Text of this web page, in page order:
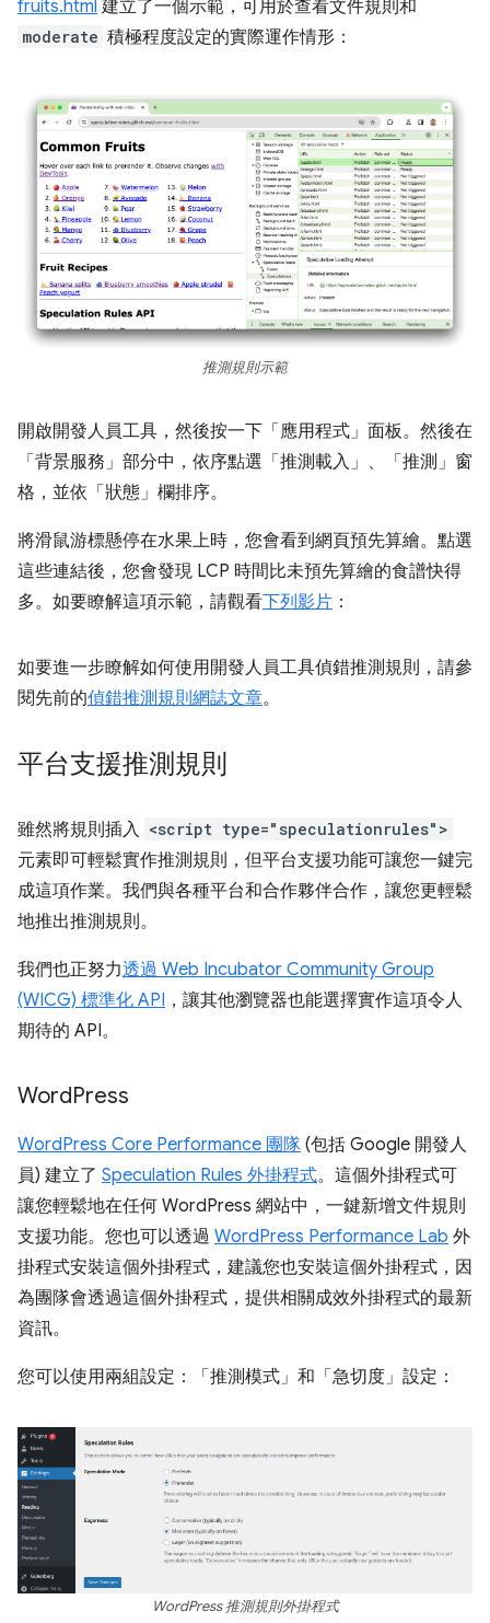
fruits.html 建立了一個示範，可用於查看文件規則和
moderate 積極程度設定的實際運作情形：
推測規則示範
開啟開發人員工具，然後按一下「應用程式」 面板。然後在
「背景服務」 部分中，依序點選「推測載入」 、「推測」 窗
格，並依「狀態」 欄排序。
將滑鼠游標懸停在水果上時，您會看到網頁預先算繪。點選
這些連結後，您會發現 LCP 時間比未預先算繪的食譜快得
多。如要瞭解這項示範，請觀看下列影片 ：
如要進一步瞭解如何使用開發人員工具偵錯推測規則，請參
閱先前的偵錯推測規則網誌文章。
平台支援推測規則
雖然將規則插入 <script type="speculationrules">
元素即可輕鬆實作推測規則，但平台支援功能可讓您一鍵完
成這項作業。我們與各種平台和合作夥伴合作，讓您更輕鬆
地推出推測規則。
我們也正努力透過 Web Incubator Community Group
(WICG) 標準化 API ，讓其他瀏覽器也能選擇實作這項令人
期待的 API。
WordPress
WordPress Core Performance 團隊 (包括 Google 開發人
員) 建立了 Speculation Rules 外掛程式。這個外掛程式可
讓您輕鬆地在任何 WordPress 網站中，一鍵新增文件規則
支援功能。您也可以透過 WordPress Performance Lab 外
掛程式安裝這個外掛程式，建議您也安裝這個外掛程式，因
為團隊會透過這個外掛程式，提供相關成效外掛程式的最新
資訊。
您可以使用兩組設定：「推測模式」 和「急切度」 設定：
WordPress 推測規則外掛程式